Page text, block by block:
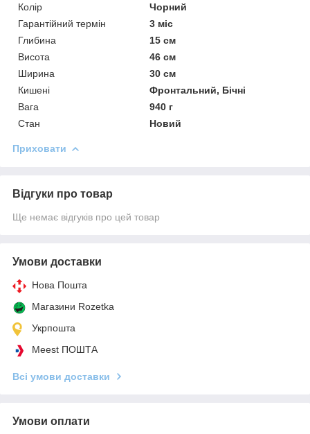
Колір
Чорний
Гарантійний термін
3 міс
Глибина
15 см
Висота
46 см
Ширина
30 см
Кишені
Фронтальний, Бічні
Вага
940 г
Стан
Новий
Приховати
Відгуки про товар
Ще немає відгуків про цей товар
Умови доставки
Нова Пошта
Магазини Rozetka
Укрпошта
Meest ПОШТА
Всі умови доставки
Умови оплати